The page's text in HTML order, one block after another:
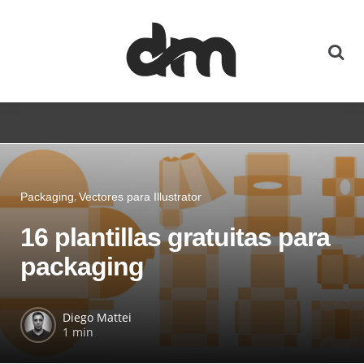
Packaging Vectores para Illustrator
16 plantillas gratuitas para
packaging
Diego Mattei
1 min